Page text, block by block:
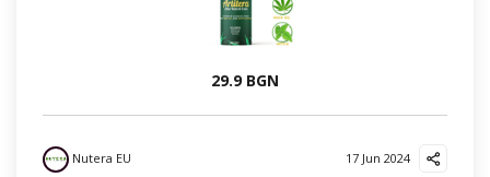
29.9 BGN
Nutera EU 17 Jun 2024